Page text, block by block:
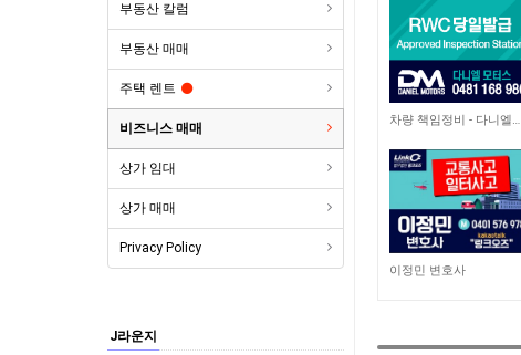
부동산 칼럼
부동산 매매
주택 렌트
비즈니스 매매
상가 임대
상가 매매
Privacy Policy
J라운지
4,951 차량 책임정비 - 다니엘모터스
9,009
이정민 변호사